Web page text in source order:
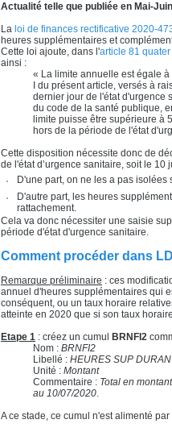
Actualité telle que publiée en Mai-
La loi de finances rectificative 2020-
heures supplémentaires et
Cette loi ajoute, dans l'article 81 quater
ainsi :
« La limite annuelle est égale
I du présent article, versés à
dernier jour de l'état d'urgence
du code de la santé publique,
limite puisse être supérieure à
hors de la période de l'état
Cette disposition nécessite donc de
de l'état d’urgence sanitaire, soit le
D'une part, on ne les a pas
D'autre part, les heures
rattachement.
Cela va donc nécessiter une saisie
période d'état d'urgence sanitaire.
Comment procéder dans
Remarque préliminaire : ces
annuel d'heures supplémentaires qui
conséquent, ou un taux horaire
atteinte en 2020 que si son taux
Etape 1 : créez un cumul BRNFI2
Nom : BRNFI2
Libellé : HEURES SUP
Unité : Montant
Commentaire : Total en
au 10/07/2020.
A ce stade, ce cumul n'est alimenté